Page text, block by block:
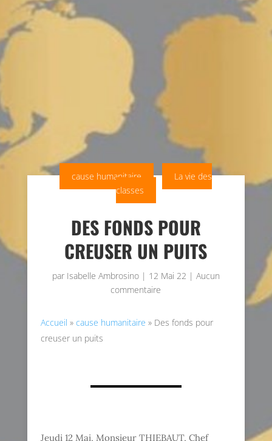
cause humanitaire
La vie des
classes
DES FONDS POUR
CREUSER UN PUITS
par Isabelle Ambrosino| 12 Mai 22 | Aucun
commentaire
Accueil »cause humanitaire » Des fonds pour
creuser un puits
Jeudi 12 Mai, Monsieur THIEBAUT, Chef